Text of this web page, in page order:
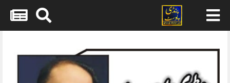
content